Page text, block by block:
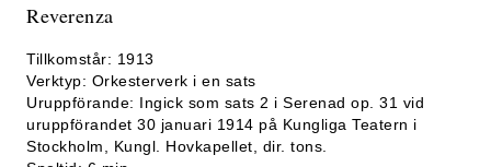
Reverenza
Tillkomstår: 1913
Verktyp: Orkesterverk i en sats
Uruppförande: Ingick som sats 2 i Serenad op. 31 vid
uruppförandet 30 januari 1914 på Kungliga Teatern i
Stockholm, Kungl. Hovkapellet, dir. tons.